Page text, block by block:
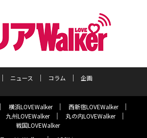
ニュース コラム 企画
横浜LOVEWalker
西新宿LOVEWalker
九州LOVEWalker
丸の内LOVEWalker
戦国LOVEWalker